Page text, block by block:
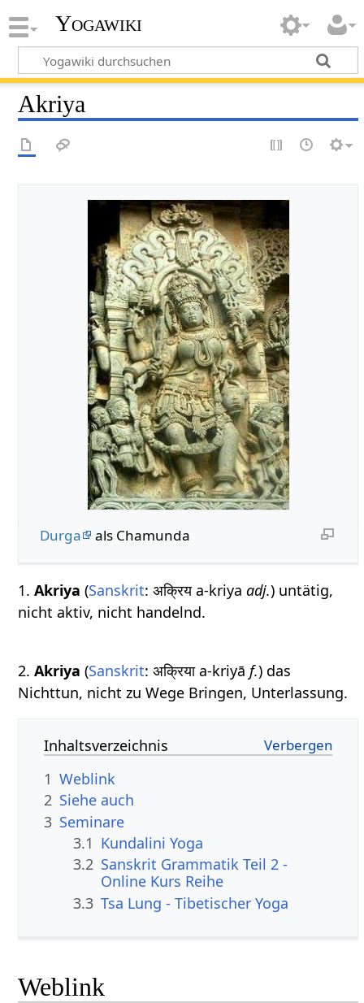
Yogawiki
Akriya
Durga als Chamunda
1.Akriya (Sanskrit: अक्रिय a-kriyaadj.) untätig,
nicht aktiv, nicht handelnd.
2.Akriya (Sanskrit: अक्रिया a-kriyāf.) das
Nichttun, nicht zu Wege Bringen, Unterlassung.
Inhaltsverzeichnis
1 Weblink
2 Siehe auch
3 Seminare
3.1 Kundalini Yoga
3.2 Sanskrit Grammatik Teil 2 -
Online Kurs Reihe
3.3 Tsa Lung - Tibetischer Yoga
Weblink